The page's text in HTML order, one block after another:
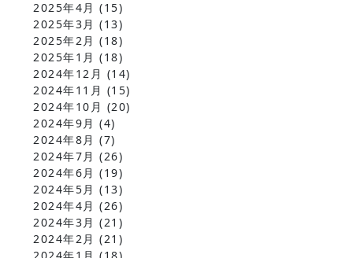
2025年4月 (15)
2025年3月 (13)
2025年2月 (18)
2025年1月 (18)
2024年12月 (14)
2024年11月 (15)
2024年10月 (20)
2024年9月 (4)
2024年8月 (7)
2024年7月 (26)
2024年6月 (19)
2024年5月 (13)
2024年4月 (26)
2024年3月 (21)
2024年2月 (21)